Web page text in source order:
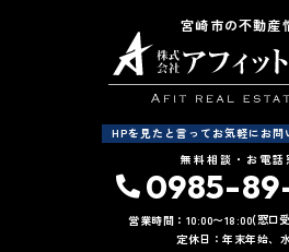
宮崎市の不動産
HPを見たと言ってお気軽にお問
無料相談・お電話
0985-
営業時間：10:00〜18:00(窓口
定休日：年末年始、